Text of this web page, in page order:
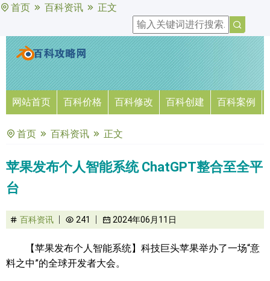
首页 百科资讯 正文
网站首页 百科价格 百科修改 百科创建 百科案例
首页 百科资讯 正文
苹果发布个人智能系统 ChatGPT整合至全平
台
百科资讯 241 2024年06月11日
【苹果发布个人智能系统】科技巨头苹果举办了一场“意
料之中”的全球开发者大会。